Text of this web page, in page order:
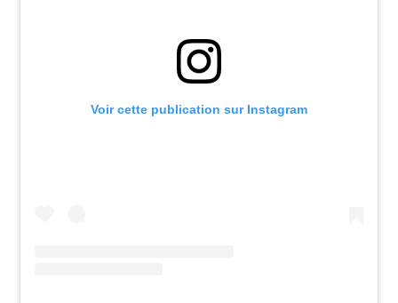
Voir cette publication sur Instagram